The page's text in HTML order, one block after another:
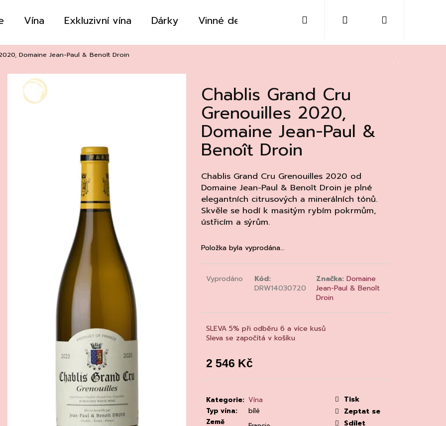
Vína Exkluzivní vína Dárky Vinné destiláty Sklo Doplňky Kontakt
Přihlášení
Domaine Jean-Paul & Benoît Droin
Chablis Grand Cru
Grenouilles 2020,
Domaine Jean-Paul &
Benoît Droin
Chablis Grand Cru Grenouilles 2020 od
Domaine Jean-Paul & Benoît Droin je plné
elegantních citrusových a minerálních tónů.
Skvěle se hodí k masitým rybím pokrmům,
ústřicím a sýrům.
Položka byla vyprodána…
Vyprodáno
Kód:
DRW14030720
Značka: Domaine
Jean-Paul & Benoît
Droin
SLEVA 5% při odběru 6 a více kusů
Sleva se započítá v košíku
2 546 Kč
cena:
Kategorie: Vína
Typ vína:
bílé
Země
Tisk
Zeptat se
Sdílet
Co potřebujete najít?
Následující
CHATELDON, VODA PERLIVÁ
DEGUSTACE DOMAINE 'ALZIPRATU